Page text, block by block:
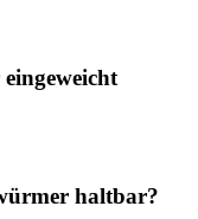
haltbar?